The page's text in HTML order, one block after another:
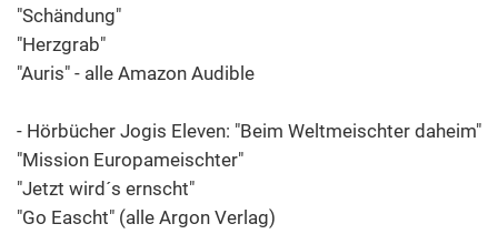
"Schändung"
"Herzgrab"
"Auris" - alle Amazon Audible
- Hörbücher Jogis Eleven: "Beim Weltmeischter daheim"
"Mission Europameischter"
"Jetzt wird´s ernscht"
"Go Eascht" (alle Argon Verlag)